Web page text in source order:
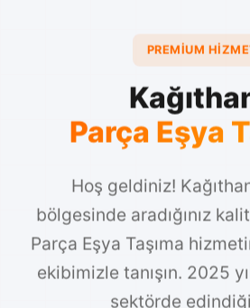
PREMIUM HIZMET
Parça Eşya
Hoş geldiniz!
bölgesinde aradığınız
Parça Eşya Taşıma
ekibimizle tanışın. 2025
sektörde